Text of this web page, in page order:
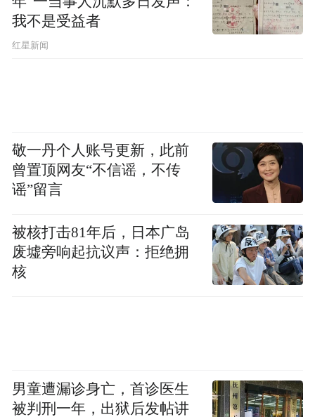
space services.”
我不是受益者
红星新闻
敬一丹个人账号更新，此前
曾置顶网友“不信谣，不传
谣”留言
被核打击81年后，日本广岛
废墟旁响起抗议声：拒绝拥
核
男童遭漏诊身亡，首诊医生
被判刑一年，出狱后发帖讲